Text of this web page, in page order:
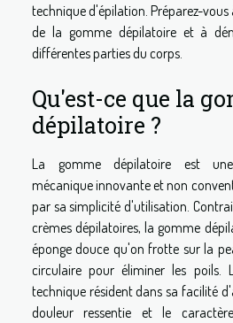
technique d'épilation. Préparez-
de la gomme dépilatoire et à
différentes parties du corps.
Qu'est-ce que la
dépilatoire ?
La gomme dépilatoire est
mécanique innovante et non
par sa simplicité d'utilisation.
crèmes dépilatoires, la gomme
éponge douce qu'on frotte sur la
circulaire pour éliminer les poils.
technique résident dans sa facilité
douleur ressentie et le